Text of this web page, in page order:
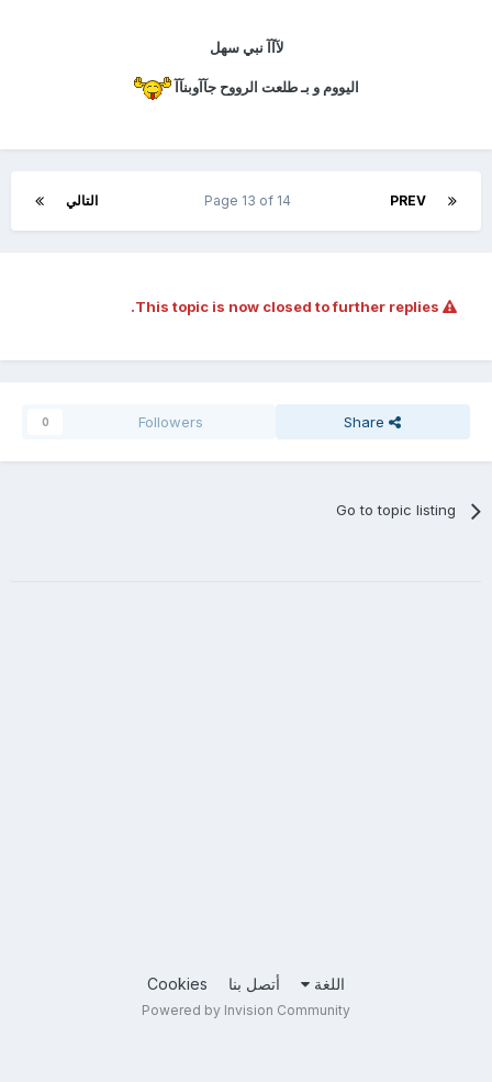
لآآآ نبي سهل
اليووم و بـ طلعت الرووح جآآوبنآآ
PREV التالي Page 13 of 14
This topic is now closed to further replies.
Share
Followers
0
Go to topic listing
اللغة أتصل بنا Cookies
Powered by Invision Community